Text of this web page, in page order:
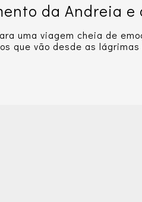
da Andreia
uma viagem cheia de
que vão desde as